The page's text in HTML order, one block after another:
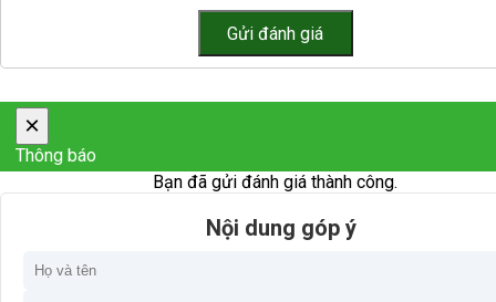
×
Thông báo
Bạn đã gửi đánh giá thành công.
Nội dung góp ý